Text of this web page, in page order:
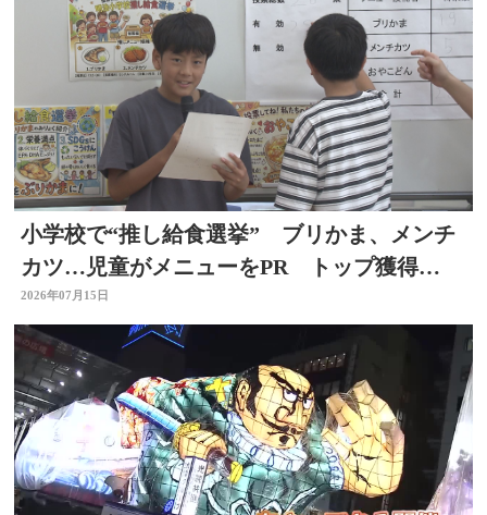
小学校で“推し給食選挙” ブリかま、メンチ
カツ…児童がメニューをPR トップ獲得
は？ 選挙を身近に
2026年07月15日